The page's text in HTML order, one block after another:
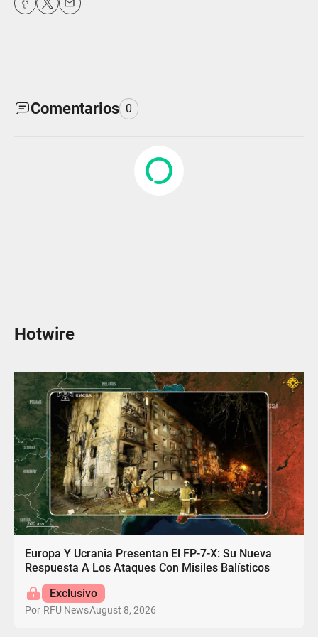
Comentarios 0
Hotwire
Europa Y Ucrania Presentan El FP-7-X: Su Nueva
Respuesta A Los Ataques Con Misiles Balísticos
Exclusivo
Por RFU NewsAugust 8, 2026